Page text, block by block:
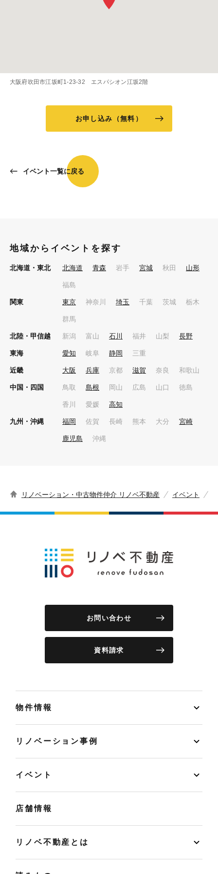
大阪府吹田市江坂町1-23-32 エスパシオン江坂2階
お申し込み（無料）
イベント一覧に戻る
地域からイベントを探す
北海道・東北 北海道 青森 岩手 宮城 秋田 山形
福島
関東 東京 神奈川 埼玉 千葉 茨城 栃木
群馬
北陸・甲信越 新潟 富山 石川 福井 山梨 長野
東海 愛知 岐阜 静岡 三重
近畿 大阪 兵庫 京都 滋賀 奈良 和歌山
中国・四国 鳥取 島根 岡山 広島 山口 徳島
香川 愛媛 高知
九州・沖縄 福岡 佐賀 長崎 熊本 大分 宮崎
鹿児島 沖縄
リノベーション・中古物件仲介 リノベ不動産 イベント
お問い合わせ
資料請求
物件情報
リノベーション事例
イベント
店舗情報
リノベ不動産とは